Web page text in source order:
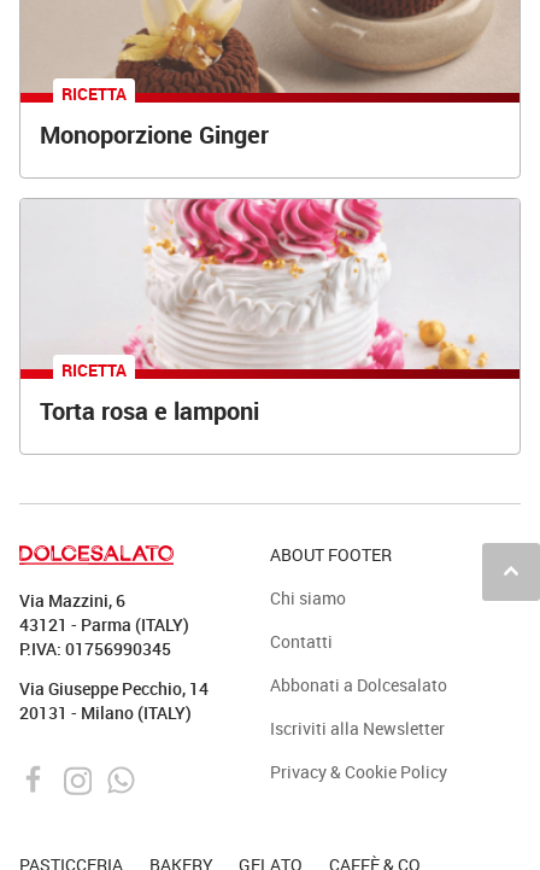
RICETTA
Monoporzione Ginger
RICETTA
Torta rosa e lamponi
keyboard_arrow_up
Via Mazzini, 6
43121 - Parma (ITALY)
P.IVA: 01756990345
Via Giuseppe Pecchio, 14
20131 - Milano (ITALY)
ABOUT FOOTER
Chi siamo
Contatti
Abbonati a Dolcesalato
Iscriviti alla Newsletter
Privacy & Cookie Policy
PASTICCERIA BAKERY GELATO CAFFÈ & CO.